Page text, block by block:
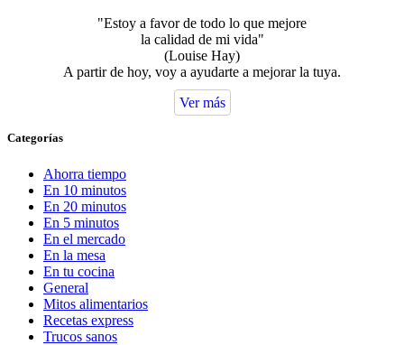
"Estoy a favor de todo lo que mejore
la calidad de mi vida"
(Louise Hay)
A partir de hoy, voy a ayudarte a mejorar la tuya.
Ver más
Categorías
Ahorra tiempo
En 10 minutos
En 20 minutos
En 5 minutos
En el mercado
En la mesa
En tu cocina
General
Mitos alimentarios
Recetas express
Trucos sanos